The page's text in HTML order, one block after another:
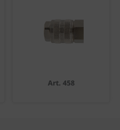
Art. 458